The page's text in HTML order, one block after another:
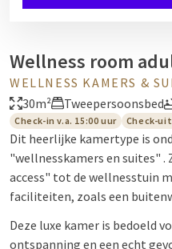
Wellness room
WELLNESS KAMERS &
30m²
Tweepersoonsbed
Check-in v.a. 15:00 uur Check-
Dit heerlijke kamertype is
"wellnesskamers en suites" .
access" tot de wellnesstuin
faciliteiten, zoals een
Deze luxe kamer is bedoeld
ontspanning en een echt